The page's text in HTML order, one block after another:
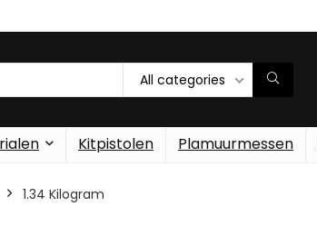
All categories
Kitpistolen Plamuurmessen
‎1.34 Kilogram